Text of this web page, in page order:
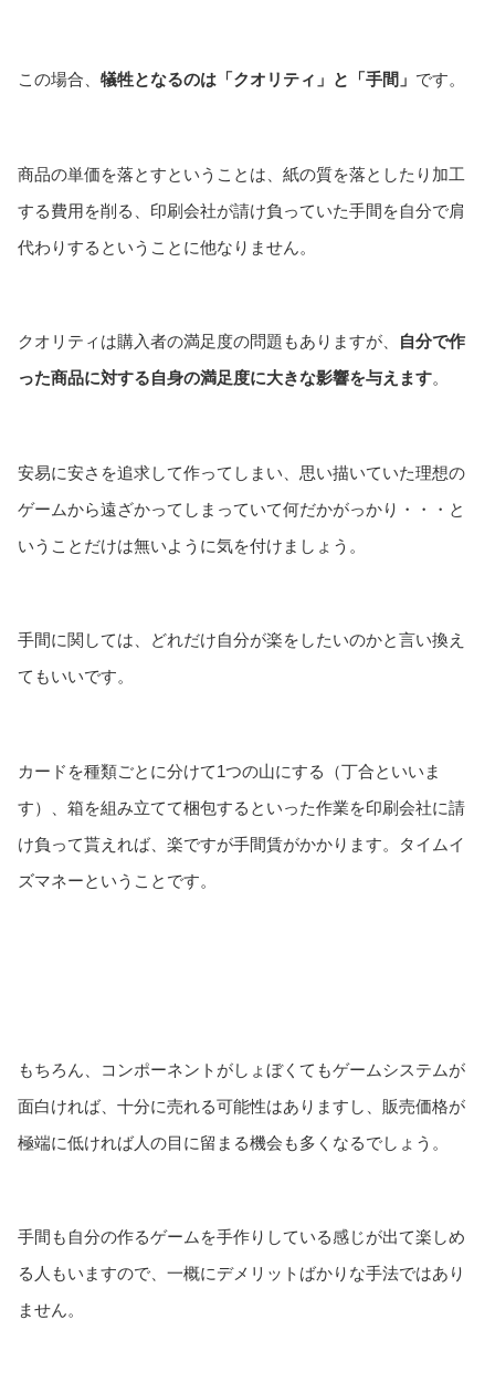
この場合、 犠牲となるのは「クオリティ」と「手間」 です。
商品の単価を落とすということは、紙の質を落としたり加工
する費用を削る、印刷会社が請け負っていた手間を自分で肩
代わりするということに他なりません。
クオリティは購入者の満足度の問題もありますが、
自分で作
った商品に対する自身の満足度に大きな影響を与えます。
安易に安さを追求して作ってしまい、思い描いていた理想の
ゲームから遠ざかってしまっていて何だかがっかり・・・と
いうことだけは無いように気を付けましょう。
手間に関しては、どれだけ自分が楽をしたいのかと言い換え
てもいいです。
カードを種類ごとに分けて1つの山にする（丁合といいま
す）、箱を組み立てて梱包するといった作業を印刷会社に請
け負って貰えれば、楽ですが手間賃がかかります。タイムイ
ズマネーということです。
もちろん、コンポーネントがしょぼくてもゲームシステムが
面白ければ、十分に売れる可能性はありますし、販売価格が
極端に低ければ人の目に留まる機会も多くなるでしょう。
手間も自分の作るゲームを手作りしている感じが出て楽しめ
る人もいますので、一概にデメリットばかりな手法ではあり
ません。